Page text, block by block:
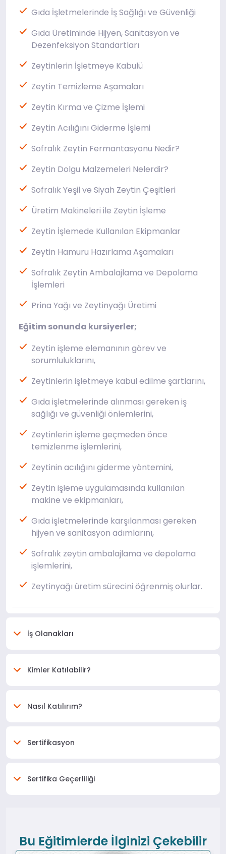
Gıda İşletmelerinde İş Sağlığı ve Güvenliği
Gıda Üretiminde Hijyen, Sanitasyon ve
Dezenfeksiyon Standartları
Zeytinlerin İşletmeye Kabulü
Zeytin Temizleme Aşamaları
Zeytin Kırma ve Çizme İşlemi
Zeytin Acılığını Giderme İşlemi
Sofralık Zeytin Fermantasyonu Nedir?
Zeytin Dolgu Malzemeleri Nelerdir?
Sofralık Yeşil ve Siyah Zeytin Çeşitleri
Üretim Makineleri ile Zeytin İşleme
Zeytin İşlemede Kullanılan Ekipmanlar
Zeytin Hamuru Hazırlama Aşamaları
Sofralık Zeytin Ambalajlama ve Depolama
İşlemleri
Prina Yağı ve Zeytinyağı Üretimi
Eğitim sonunda kursiyerler;
Zeytin işleme elemanının görev ve
sorumluluklarını,
Zeytinlerin işletmeye kabul edilme şartlarını,
Gıda işletmelerinde alınması gereken iş
sağlığı ve güvenliği önlemlerini,
Zeytinlerin işleme geçmeden önce
temizlenme işlemlerini,
Zeytinin acılığını giderme yöntemini,
Zeytin işleme uygulamasında kullanılan
makine ve ekipmanları,
Gıda işletmelerinde karşılanması gereken
hijyen ve sanitasyon adımlarını,
Sofralık zeytin ambalajlama ve depolama
işlemlerini,
Zeytinyağı üretim sürecini öğrenmiş olurlar.
İş Olanakları
Kimler Katılabilir?
Nasıl Katılırım?
Sertifikasyon
Sertifika Geçerliliği
Bu Eğitimlerde İlginizi Çekebilir